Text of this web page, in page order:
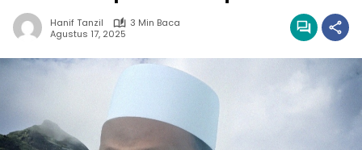
Hanif Tanzil
3 Min Baca
Agustus 17, 2025